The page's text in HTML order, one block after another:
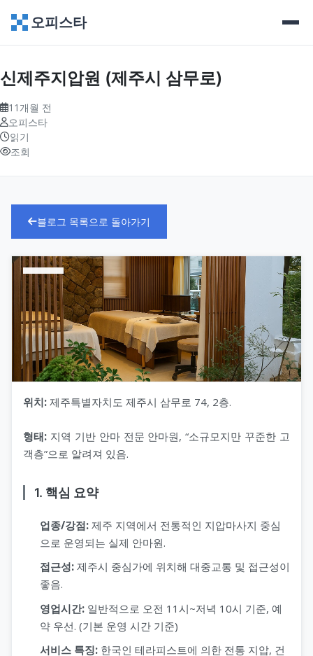
오피스타
신제주지압원 (제주시 삼무로)
11개월 전
오피스타
읽기
조회
블로그 목록으로 돌아가기
위치: 제주특별자치도 제주시 삼무로 74, 2층.
형태: 지역 기반 안마 전문 안마원, “소규모지만 꾸준한 고
객층”으로 알려져 있음.
1. 핵심 요약
업종/강점: 제주 지역에서 전통적인 지압마사지 중심
으로 운영되는 실제 안마원.
접근성: 제주시 중심가에 위치해 대중교통 및 접근성이
좋음.
영업시간: 일반적으로 오전 11시~저녁 10시 기준, 예
약 우선. (기본 운영 시간 기준)
서비스 특징: 한국인 테라피스트에 의한 전통 지압, 건